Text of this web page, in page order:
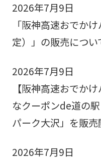
2026年7月9日
「阪神高速おでか
定）」の販売につい
2026年7月9日
【阪神高速おでか
なクーポンde道の
パーク大沢」を販売
2026年7月9日